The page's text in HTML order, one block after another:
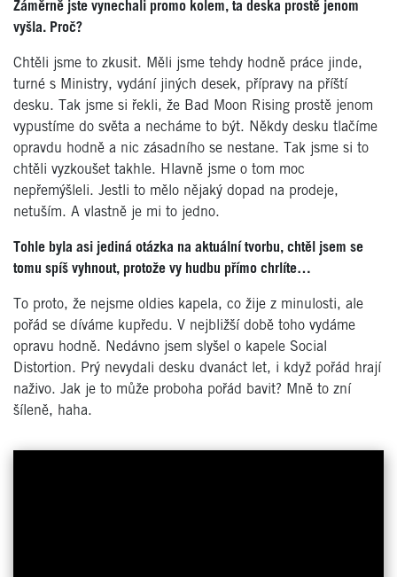
Záměrně jste vynechali promo kolem, ta deska prostě jenom
vyšla. Proč?
Chtěli jsme to zkusit. Měli jsme tehdy hodně práce jinde,
turné s Ministry, vydání jiných desek, přípravy na příští
desku. Tak jsme si řekli, že Bad Moon Rising prostě jenom
vypustíme do světa a necháme to být. Někdy desku tlačíme
opravdu hodně a nic zásadního se nestane. Tak jsme si to
chtěli vyzkoušet takhle. Hlavně jsme o tom moc
nepřemýšleli. Jestli to mělo nějaký dopad na prodeje,
netuším. A vlastně je mi to jedno.
Tohle byla asi jediná otázka na aktuální tvorbu, chtěl jsem se
tomu spíš vyhnout, protože vy hudbu přímo chrlíte…
To proto, že nejsme oldies kapela, co žije z minulosti, ale
pořád se díváme kupředu. V nejbližší době toho vydáme
opravu hodně. Nedávno jsem slyšel o kapele Social
Distortion. Prý nevydali desku dvanáct let, i když pořád hrají
naživo. Jak je to může proboha pořád bavit? Mně to zní
šíleně, haha.